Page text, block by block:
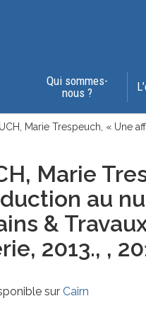
Qui sommes-
nous ?
Marie Trespeuch, « Une
Marie
au
&
2013., ,
sur Cairn